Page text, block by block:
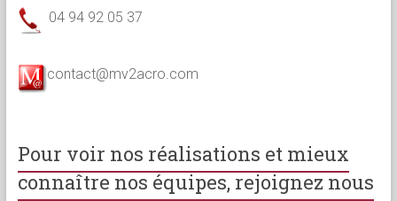
04 94 92 05 37
contact@mv2acro.com
Pour voir nos réalisations et mieux
connaître nos équipes, rejoignez nous